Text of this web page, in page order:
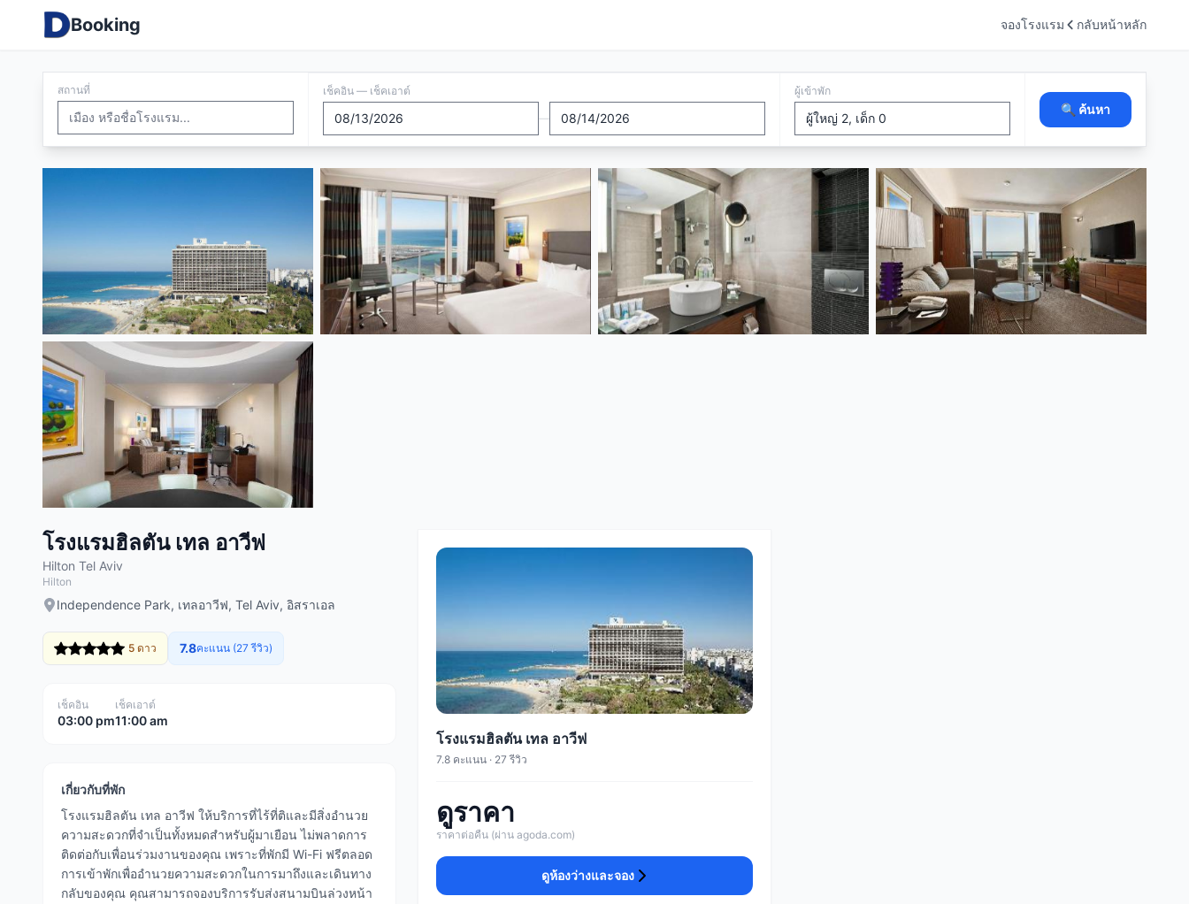
Booking จองโรงแรม กลับหน้าหลัก
สถานที่ เช็คอิน — เช็คเอาต์
—
ผู้เข้าพัก
🔍 ค้นหา
โรงแรมฮิลตัน เทล อาวีฟ
Hilton Tel Aviv
Hilton
Independence Park, เทลอาวีฟ, Tel Aviv, อิสราเอล
5 ดาว 7.8คะแนน (27 รีวิว)
เช็คอิน
03:00 pm
เช็คเอาต์
11:00 am
เกี่ยวกับที่พัก
โรงแรมฮิลตัน เทล อาวีฟ ให้บริการที่ไร้ที่ติและมีสิ่งอำนวย
ความสะดวกที่จำเป็นทั้งหมดสำหรับผู้มาเยือน ไม่พลาดการ
ติดต่อกับเพื่อนร่วมงานของคุณ เพราะที่พักมี Wi-Fi ฟรีตลอด
การเข้าพักเพื่ออำนวยความสะดวกในการมาถึงและเดินทาง
กลับของคุณ คุณสามารถจองบริการรับส่งสนามบินล่วงหน้า
โรงแรมฮิลตัน เทล อาวีฟ
7.8 คะแนน · 27 รีวิว
ดูราคา
ราคาต่อคืน (ผ่าน agoda.com)
ดูห้องว่างและจอง